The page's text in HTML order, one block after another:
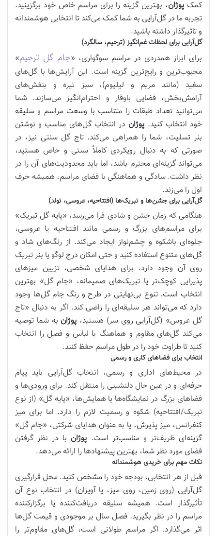
کمک پوژان، بهترین گزینه را برای مراسم خاص خود برگزینید.
تجربه ما در گل‌آرایی به شما کمک می‌کند تا انتخابی هوشمندانه
و تاثیرگذار داشته باشید.
گل‌آرایی برای لحظات غم‌انگیز (ترحیم، سالگرد)
برای ابراز همدردی در مراسم سوگواری، «جام گل ترحیم»
محبوب‌ترین و رایج‌ترین گزینه است. این آرایش‌ها با گل‌های
سفید (مانند مریم و لیلیوم)، سبز تیره و بنفش‌های
آرامش‌بخش، فضایی باوقار و احترام‌انگیز می‌سازند. شما
می‌توانید تعداد طبقات را متناسب با وسعت مراسم و سلیقه
خود انتخاب کنید. پوژان در انتخاب گل‌های مناسب و نوشتن
بنر تسلیت، شما را همراهی می‌کند. تاج گل سنتی نیز، در
صورتی که به دنبال رویکردی کاملاً سنتی و خاص هستید،
می‌تواند گزینه‌ای محترم باشد، اما باید محدودیت‌های آن را در
نظر داشت. سادگی و هماهنگی با فضای مراسم، همیشه حرف
اول را می‌زند.
گل‌آرایی برای جشن‌ها و تبریک‌ها (افتتاحیه، عروسی، تولد)
هنگامی که زمان جشن و شادی فرا می‌رسد، «پایه گل تبریک»
برای مراسم‌های بزرگ و رسمی مانند افتتاحیه یا عروسی،
جلوه‌ای باشکوه و چشم‌نواز ایجاد می‌کند. از رنگ‌های شاد و
گل‌های متنوع استفاده کنید و حتی امکان درج لوگو یا بنر تبریک
روی آن وجود دارد. برای هدایای شخصی، تزیین میزهای
پذیرایی کوچک‌تر یا تبریک‌های صمیمانه، «جام گل» بهترین
انتخاب است. تنوع بی‌نهایتی در طرح و رنگ جام گل‌ها وجود
دارد که می‌تواند هر سلیقه‌ای را راضی کند. اگر به دنبال «تاج
گل عروس» (گل‌آرایی روی سر) هستید، پوژان به شما توصیه
می‌کند گل‌های مقاوم و هماهنگ با لباس و فصل را انتخاب
کنید تا طراوت خود را در طول مراسم حفظ کنند.
انتخاب برای فضاهای کاری و رسمی
در محیط‌های اداری و رسمی، انتخاب گل‌آرایی باید پیام
حرفه‌ای و در عین حال دلنشینی را منتقل کند. برای ورودی‌ها و
فضاهای بزرگ در نمایشگاه‌ها یا همایش‌ها، «پایه گل» (از نوع
تبریک/افتتاحیه) شکوه و رسمیت لازم را دارد. اما برای میز
کنفرانس، میز پذیرش، یا به عنوان هدایای شرکتی، «جام گل»
گزینه‌ای ظریف‌تر و مناسب‌تر است. پوژان با در نظر گرفتن
فضای مورد نظر شما، بهترین پیشنهادها را ارائه می‌دهد.
نکات مهم برای خریدی هوشمندانه
قبل از هر انتخابی، بودجه خود را مشخص کنید. محل قرارگیری
گل‌آرایی (روی زمین، روی میز، یا آویزان) در انتخاب نوع آن
تأثیرگذار است. همیشه سلیقه دریافت‌کننده یا برگزارکننده
مراسم را در نظر بگیرید. فصل سال بر موجودی و قیمت گل‌ها
اثر می‌گذارد. اگر مراسم طولانی است، گل‌های مقاوم‌تر را